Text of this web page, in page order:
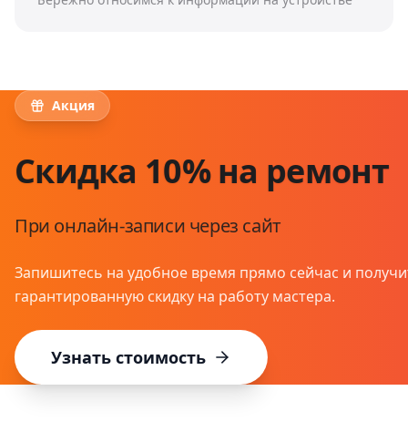
Акция
Скидка 10% на ремонт
При онлайн-записи через сайт
Запишитесь на удобное время прямо сейчас и
гарантированную скидку на работу мастера.
Узнать стоимость